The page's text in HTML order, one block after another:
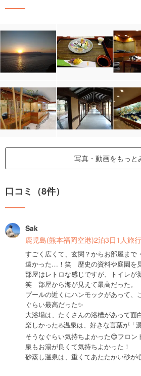
写真・動画をもっと
口コミ（8件）
Sak
鹿児島(熊本福岡空港)2泊3日1人旅
すごく広くて、玄関？からお部屋まで
遠かった…！笑 歴史の資料や庭園を
部屋はレトロな感じですが、トイレが
笑 部屋から海が見えて最高だった。
プールの近くにハンモックがあって、
ぐらい最高だった✨
大浴場は、たくさんの浴槽があって面
楽しかった♨️温泉は、好きな言葉が「
そうなぐらい気持ちよかった😊フロン
泉もお湯が良くて気持ちよかった！
砂蒸し温泉は、重くてあたたかい砂が